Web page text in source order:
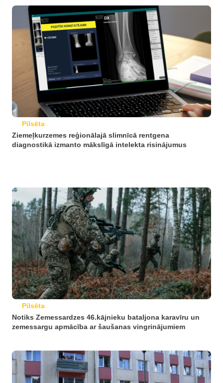
Pilsēta
Ziemeļkurzemes reģionālajā slimnīcā rentgena
diagnostikā izmanto mākslīgā intelekta risinājumus
Pilsēta
Notiks Zemessardzes 46.kājnieku bataljona karavīru un
zemessargu apmācība ar šaušanas vingrinājumiem